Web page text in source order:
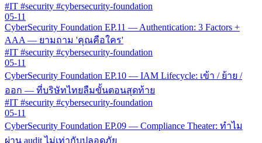
#IT #security #cybersecurity-foundation
05-11
CyberSecurity Foundation EP.11 — Authentication: 3 Factors +
AAA — ยามถาม 'คุณคือใคร'
#IT #security #cybersecurity-foundation
05-11
CyberSecurity Foundation EP.10 — IAM Lifecycle: เข้า / ย้าย /
ออก — ที่บริษัทไทยลืมขั้นตอนสุดท้าย
#IT #security #cybersecurity-foundation
05-11
CyberSecurity Foundation EP.09 — Compliance Theater: ทำไม
ผ่าน audit ไม่เท่ากับปลอดภัย